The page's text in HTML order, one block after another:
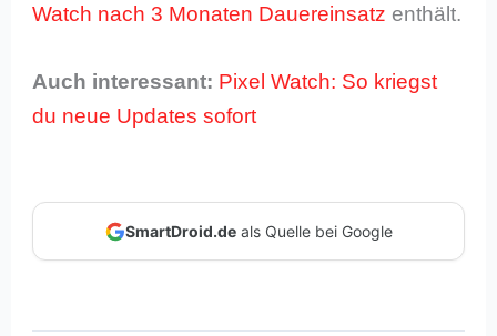
Watch nach 3 Monaten Dauereinsatz enthält.
Auch interessant: Pixel Watch: So kriegst
du neue Updates sofort
SmartDroid.deals Quelle bei Google